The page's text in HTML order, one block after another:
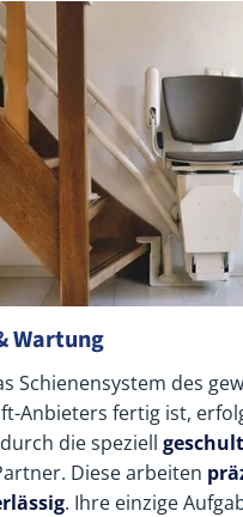
sauberer Einbau durch
Wartung
Schienensystem des
Anbieters fertig ist,
die speziell
Diese arbeiten
. Ihre einzige